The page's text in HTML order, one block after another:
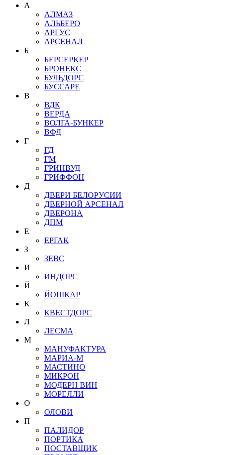
А
АЛМАЗ
АЛЬБЕРО
АРГУС
АРСЕНАЛ
Б
БЕРСЕРКЕР
БРОНЕКС
БУЛЬДОРС
БУССАРЕ
В
ВДК
ВЕРДА
ВОЛГА-БУНКЕР
ВФД
Г
ГД
ГМ
ГРИНВУД
ГРИФФОН
Д
ДВЕРИ БЕЛОРУСИИ
ДВЕРНОЙ АРСЕНАЛ
ДВЕРОНА
ДПМ
Е
ЕРГАК
З
ЗЕВС
И
ИНДОРС
Й
ЙОШКАР
К
КВЕСТДОРС
Л
ЛЕСМА
М
МАНУФАКТУРА
МАРИА-М
МАСТИНО
МИКРОН
МОДЕРН ВИН
МОРЕЛЛИ
О
ОЛОВИ
П
ПАЛИДОР
ПОРТИКА
ПОСТАВЩИК